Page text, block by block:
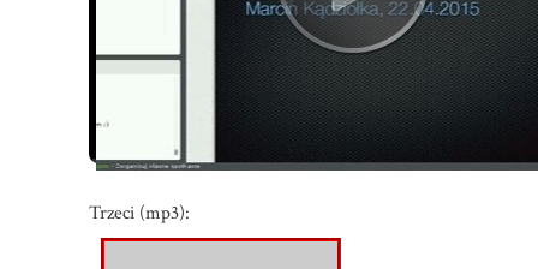
Trzeci (mp3):